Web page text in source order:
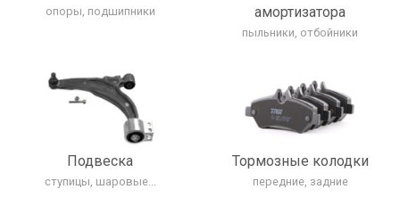
опоры, подшипники
амортизатора
пыльники, отбойники
Подвеска
ступицы, шаровые...
Тормозные колодки
передние, задние